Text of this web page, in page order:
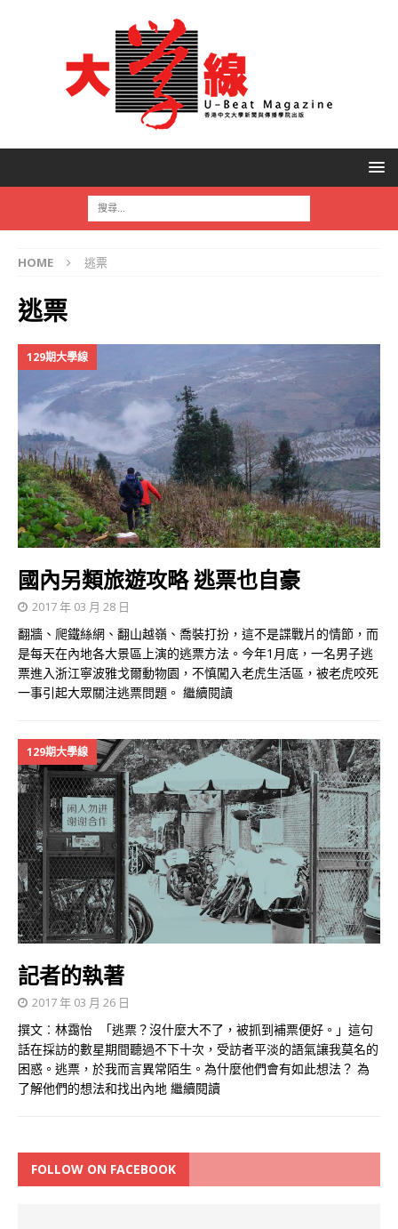
HOME 逃票
逃票
129期大學線
國內另類旅遊攻略 逃票也自豪
2017 年 03 月 28 日
翻牆、爬鐵絲網、翻山越嶺、喬裝打扮，這不是諜戰片的情節，而
是每天在內地各大景區上演的逃票方法。今年1月底，一名男子逃
票進入浙江寧波雅戈爾動物園，不慎闖入老虎生活區，被老虎咬死
一事引起大眾關注逃票問題。 繼續閱讀
129期大學線
記者的執著
2017 年 03 月 26 日
撰文︰林靄怡 「逃票？沒什麼大不了，被抓到補票便好。」這句
話在採訪的數星期間聽過不下十次，受訪者平淡的語氣讓我莫名的
困惑。逃票，於我而言異常陌生。為什麼他們會有如此想法？ 為
了解他們的想法和找出內地 繼續閱讀
FOLLOW ON FACEBOOK